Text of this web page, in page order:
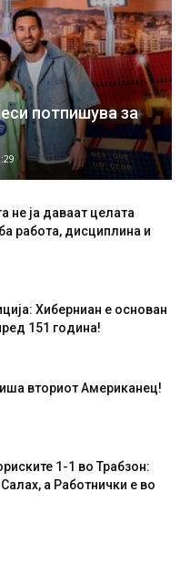
потпишува за
не ја даваат целата
работа, дисциплина и
Хиберниан е основан
151 година!
вториот Американец!
1-1 во Трабзон:
Салах, а Работнички е во